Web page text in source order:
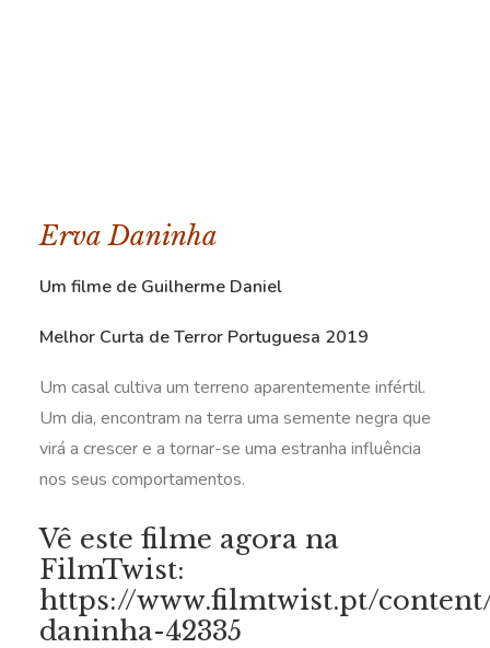
Erva Daninha
Um filme de Guilherme Daniel
Melhor Curta de Terror Portuguesa 2019
Um casal cultiva um terreno aparentemente infértil.
Um dia, encontram na terra uma semente negra que
virá a crescer e a tornar-se uma estranha influência
nos seus comportamentos.
Vê este filme agora na
FilmTwist:
https://www.filmtwist.pt/
daninha-42335